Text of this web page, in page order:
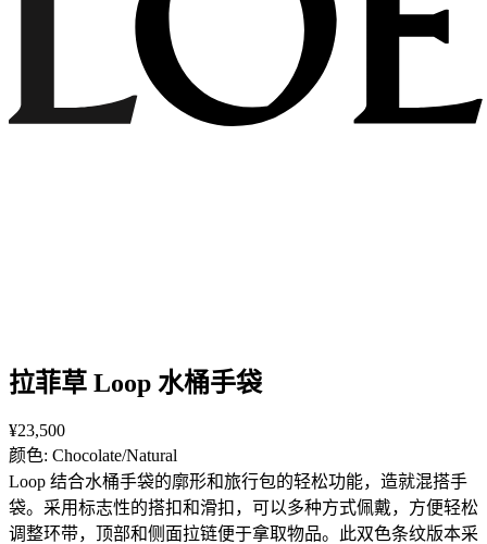
拉菲草 Loop 水桶手袋
¥23,500
颜色: Chocolate/Natural
Loop 结合水桶手袋的廓形和旅行包的轻松功能，造就混搭手
袋。采用标志性的搭扣和滑扣，可以多种方式佩戴，方便轻松
调整环带，顶部和侧面拉链便于拿取物品。此双色条纹版本采